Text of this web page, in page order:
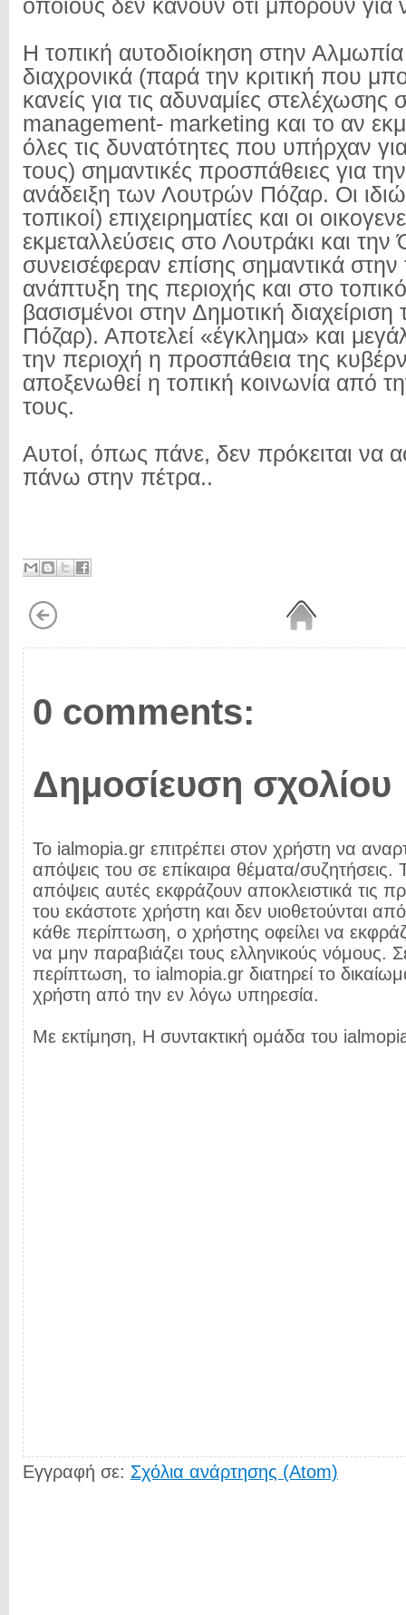
όποιους δεν κάνουν ότι μπορούν για
H τοπική αυτοδιοίκηση στην
διαχρονικά (παρά την κριτική που
κανείς για τις αδυναμίες στελέχωσης
management- marketing και το αν
όλες τις δυνατότητες που υπήρχαν
τους) σημαντικές προσπάθειες για
ανάδειξη των Λουτρών Πόζαρ. Οι
τοπικοί) επιχειρηματίες και οι
εκμεταλλεύσεις στο Λουτράκι και
συνεισέφεραν επίσης σημαντικά στην
ανάπτυξη της περιοχής και στο
βασισμένοι στην Δημοτική
Πόζαρ). Αποτελεί «έγκλημα» και
την περιοχή η προσπάθεια της
αποξενωθεί η τοπική κοινωνία από
τους.
Αυτοί, όπως πάνε, δεν πρόκειται να
πάνω στην πέτρα..
0 comments:
Δημοσίευση σχολίου
Το ialmopia.gr επιτρέπει στον χρήστη να
απόψεις του σε επίκαιρα θέματα/συζητήσεις.
απόψεις αυτές εκφράζουν αποκλειστικά τις
του εκάστοτε χρήστη και δεν υιοθετούνται
κάθε περίπτωση, ο χρήστης οφείλει να
να μην παραβιάζει τους ελληνικούς νόμους.
περίπτωση, το ialmopia.gr διατηρεί το
χρήστη από την εν λόγω υπηρεσία.
Με εκτίμηση, Η συντακτική ομάδα του
Εγγραφή σε: Σχόλια ανάρτησης (Atom)